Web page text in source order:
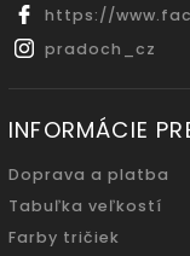
https://
pradoch_cz
INFORMÁCIE
Doprava a platba
Tabuľka veľkostí
Farby tričiek